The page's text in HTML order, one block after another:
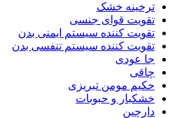
ترخینه خشک
تقویت قوای جنسی
تقویت کننده سیستم ایمنی بدن
تقویت کننده سیستم تنفسی بدن
جا عودی
چاقی
حکیم مومن تبریزی
خشکبار و حبوبات
دارچین